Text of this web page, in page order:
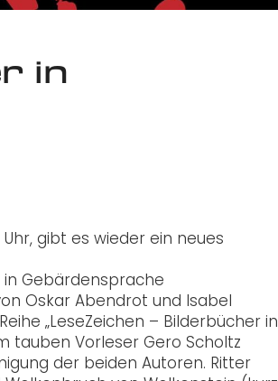
in
gibt es wieder ein neues
in Gebärdensprache
Oskar Abendrot und Isabel
„LeseZeichen – Bilderbücher in
tauben Vorleser Gero Scholtz
der beiden Autoren. Ritter